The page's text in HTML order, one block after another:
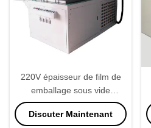
220V épaisseur de film de
emballage sous vide
industrielle de la machine
0.1mm
Discuter Maintenant